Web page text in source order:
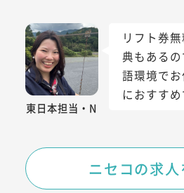
東日本担当・N
リフト券
典もある
語環境で
におすすめ
ニセコの求人